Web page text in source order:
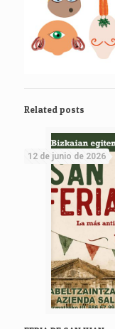
Related posts
12 de junio de 2026